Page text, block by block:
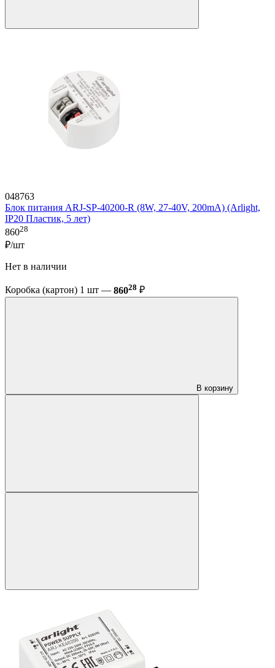
048763
Блок питания ARJ-SP-40200-R (8W, 27-40V, 200mA) (Arlight,
IP20 Пластик, 5 лет)
86028
₽/шт
Нет в наличии
Коробка (картон) 1 шт — 86028 ₽
В корзину